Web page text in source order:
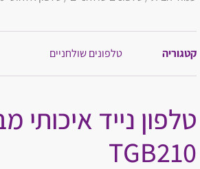
קטגוריה טלפונים שולחניים
TGB210